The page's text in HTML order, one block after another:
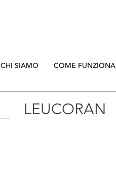
CHI SIAMO COME FUNZIONA
LEUCORAN